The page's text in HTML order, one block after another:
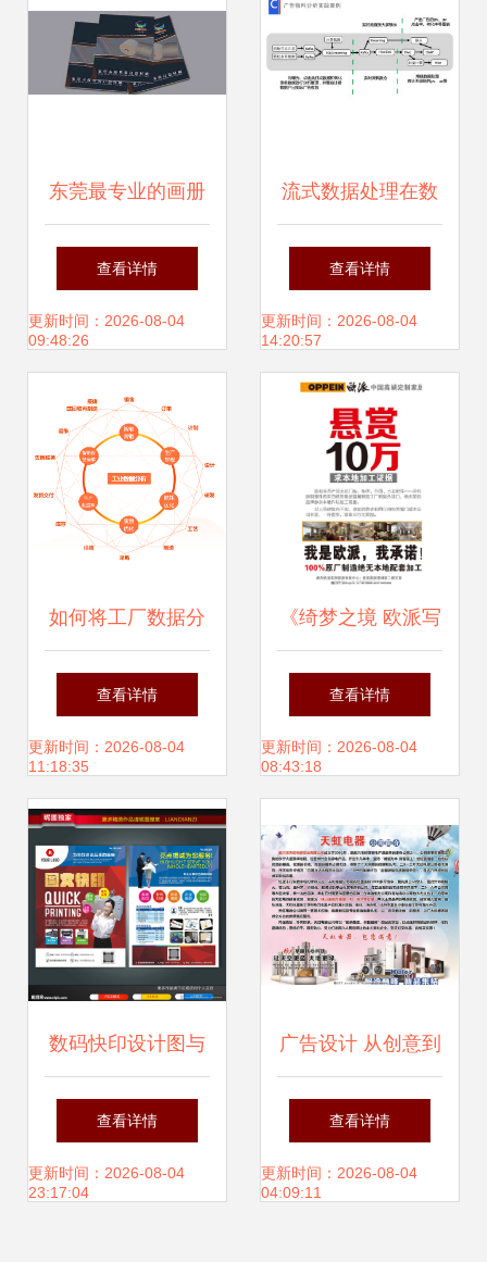
集优惠券、网站和
广告设计的时尚亮
东莞最专业的画册
设计与产品目录设
计公司 优选之道
查看详情
更新时间：2026-08-04
09:48:26
流式数据处理在数
据工厂的应用与实
践
查看详情
更新时间：2026-08-04
14:20:57
如何将工厂数据分
析出业务价值?这8
种工业大数据应用
场景完美get
查看详情
更新时间：2026-08-04
11:18:35
《绮梦之境 欧派写
真的魅力空间》
——广告设计理念
查看详情
更新时间：2026-08-04
08:43:18
数码快印设计图与
DM宣传单 广告设
计的创意库与实践
查看详情
更新时间：2026-08-04
23:17:04
广告设计 从创意到
品牌价值的构建
查看详情
更新时间：2026-08-04
04:09:11